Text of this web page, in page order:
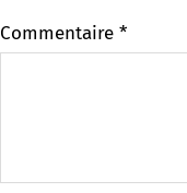
Commentaire *